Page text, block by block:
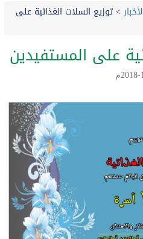
>توزيع السلات الغذائية على
على المستفيدين